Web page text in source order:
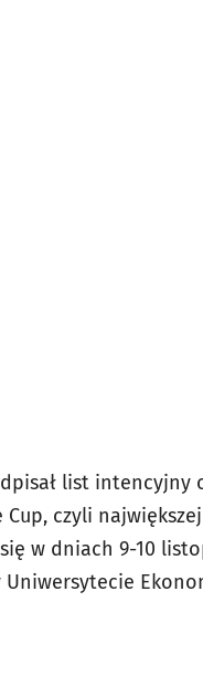
list intencyjny
czyli
w dniach 9-10